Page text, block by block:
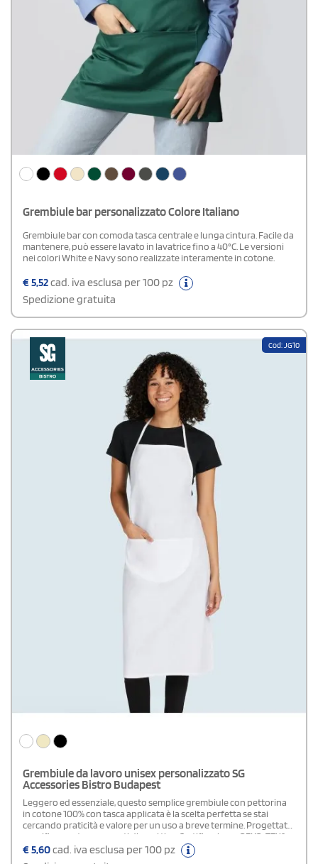
Grembiule bar personalizzato Colore Italiano
Grembiule bar con comoda tasca centrale e lunga cintura. Facile da
mantenere, può essere lavato in lavatrice fino a 40°C. Le versioni
nei colori White e Navy sono realizzate interamente in cotone.
€5,52cad. iva esclusa per 100 pz
Spedizione gratuita
Cod: JG10
Grembiule da lavoro unisex personalizzato SG
Accessories Bistro Budapest
Leggero ed essenziale, questo semplice grembiule con pettorina
in cotone 100% con tasca applicata è la scelta perfetta se stai
cercando praticità e valore per un uso a breve termine. Progettato
specificamente per eventi di ogni tipo.Certificazione: OEKO-TEX®
standard 100 - OEKO-TEX® STeP - BSCI (Business Social Compliance
€5,60cad. iva esclusa per 100 pz